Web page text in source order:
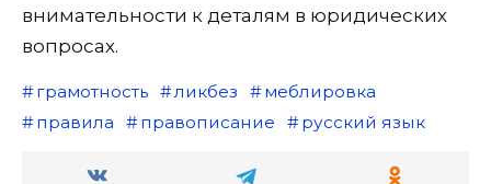
внимательности к деталям в юридических
вопросах.
грамотность ликбез
меблировка
правила
правописание русский язык